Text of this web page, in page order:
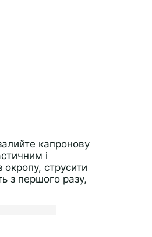
капронову
і
струсити
з першого разу,